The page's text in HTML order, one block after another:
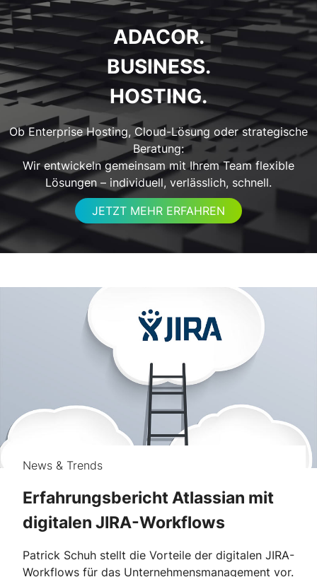
ADACOR.
BUSINESS.
HOSTING.
Ob Enterprise Hosting, Cloud-Lösung oder strategische
Beratung:
Wir entwickeln gemeinsam mit Ihrem Team flexible
Lösungen – individuell, verlässlich, schnell.
JETZT MEHR ERFAHREN
News & Trends
Erfahrungsbericht Atlassian mit
digitalen JIRA-Workflows
Patrick Schuh stellt die Vorteile der digitalen JIRA-
Workflows für das Unternehmensmanagement vor.